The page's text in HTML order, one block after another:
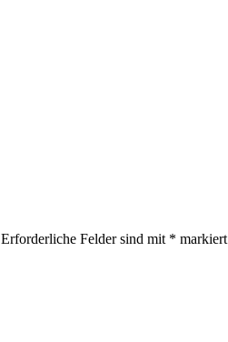
Erforderliche Felder sind mit * markiert